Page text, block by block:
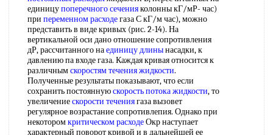
единицупоперечного сеченияколонны кГ/мР- час)
при переменном расходегаза С кГ/м час), можно
представить в виде кривых (рис. 2-14). На
вертикальной оси дано отношение сопротивления
дР, рассчитанного наединицу длинынасадки, к
давлению па входе газа. Каждая кривая относится к
различнымскоростям течения жидкости.
Полученные результаты показывают, что если
сохранить постояннуюскорость потока жидкости, то
увеличениескорости течениягаза вызовет
регулярное возрастание сопротивлепия. Однако при
некоторомкритическом расходеОкр наступает
характерный поворот кривой и в дальнейшей ее